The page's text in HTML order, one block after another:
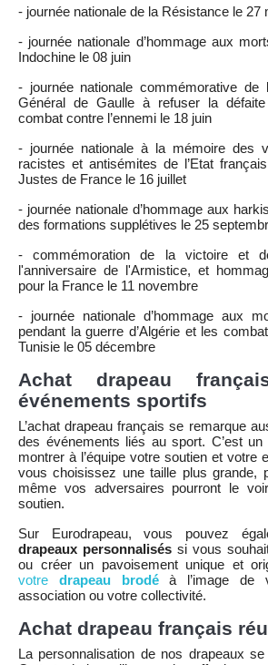
- journée nationale de la Résistance le 27
- journée nationale d’hommage aux
Indochine le 08 juin
- journée nationale commémorative de
Général de Gaulle à refuser la
combat contre l’ennemi le 18 juin
- journée nationale à la mémoire des
racistes et antisémites de l’Etat
Justes de France le 16 juillet
- journée nationale d’hommage aux
des formations supplétives le 25
- commémoration de la victoire et
l'anniversaire de l'Armistice, et
pour la France le 11 novembre
- journée nationale d’hommage aux
pendant la guerre d’Algérie et les
Tunisie le 05 décembre
Achat drapeau
événements sportifs
L’achat drapeau français se remarque
des événements liés au sport. C’est
montrer à l’équipe votre soutien et votre
vous choisissez une taille plus grande,
même vos adversaires pourront le
soutien.
Sur Eurodrapeau, vous pouvez
drapeaux personnalisés si vous
ou créer un pavoisement unique et
votre drapeau brodéà l’image de
association ou votre collectivité.
Achat drapeau français
La personnalisation de nos drapeaux